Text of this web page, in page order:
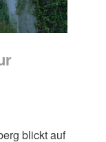
blickt auf